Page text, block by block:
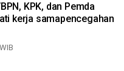
KPK, dan Pemda
kerja samapencegahan